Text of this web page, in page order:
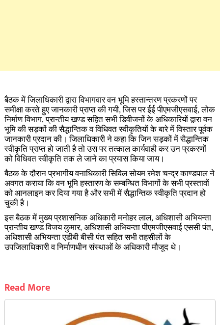
बैठक में जिलाधिकारी द्वारा विभागवार वन भूमि हस्तान्तरण प्रकरणों पर
समीक्षा करते हुए जानकारी प्राप्त की गयी, जिस पर ईई पीएमजीएसवाई, लोक
निर्माण विभाग, प्रान्तीय खण्ड सहित सभी डिवीजनों के अधिकारियों द्वारा वन
भूमि की सड़कों की सैद्धान्तिक व विधिवत स्वीकृतियों के बारे में विस्तार पूर्वक
जानकारी प्रदान की। जिलाधिकारी ने कहा कि जिन सड़कों में सैद्धान्तिक
स्वीकृति प्राप्त हो जाती है तो उस पर तत्काल कार्यवाही कर उन प्रकरणों
को विधिवत स्वीकृति तक ले जाने का प्रयास किया जाय।
बैठक के दौरान प्रभागीय वनाधिकारी सिविल सोयम रमेश चन्द्र काण्डपाल ने
अवगत कराया कि वन भूमि हस्तारण के सम्बन्धित विभागों के सभी प्रस्तावों
को आनलाइन कर दिया गया है और सभी में सैद्धान्तिक स्वीकृति प्रदान हो
चुकी है।
इस बैठक में मुख्य प्रशासनिक अधिकारी मनोहर लाल, अधिशासी अभियन्ता
प्रान्तीय खण्ड विजय कुमार, अधिशासी अभियन्ता पीएमजीएसवाई एससी पंत,
अधिशासी अभियन्ता एडीबी बीसी पंत सहित सभी तहसीलों के
उपजिलाधिकारी व निर्माणधीन संस्थाओं के अधिकारी मौजूद थे।
Read More